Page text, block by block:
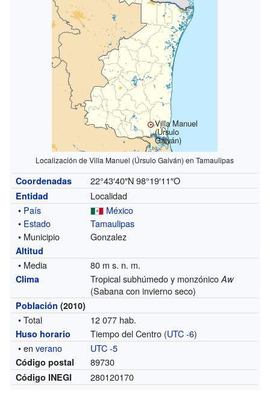
Villa Manuel
(Úrsulo
Galván)
Localización de Villa Manuel (Úrsulo Galván) en Tamaulipas
Coordenadas 22°43′40″N 98°19′11″O
Entidad
Localidad
• País
México
• Estado
Tamaulipas
• Municipio
Gonzalez
Altitud
• Media 80 m s. n. m.
Clima Tropical subhúmedo y monzónicoAw
(Sabana con invierno seco)
Población (2010)
• Total 12 077 hab.
Huso horario Tiempo del Centro (UTC -6)
• enverano UTC -5
Código postal 89730
Código INEGI 280120170